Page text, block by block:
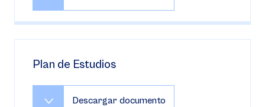
Plan de Estudios
Descargar documento